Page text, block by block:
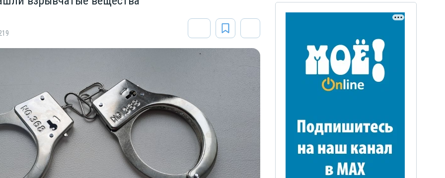
ЭТО БЫЛО В
Книга памяти воронежских